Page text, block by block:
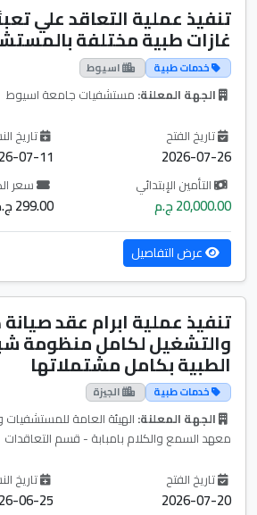
تنفيذ عملية التعاقد علي
غازات طبية مختلفة
خدمات طبية اسيوط
الجهة المعلنة: مستشفيات جامعة اسيوط
تاريخ الفتح
2026-07-26
تاريخ
07-11
التأمين الإبتدائي
20,000.00 ج.م
سعر
299.00 ج.م
عرض التفاصيل
تنفيذ عملية ابرام عقد
والتشغيل لكامل منظومة
الطبية بكامل مشتملاتها
خدمات طبية الجيزة
الجهة المعلنة: الهيئة العامة للمستشفيات
معهد السمع والكلام بامبابة - قسم التعاقدات
تاريخ الفتح
2026-07-20
تاريخ
06-25